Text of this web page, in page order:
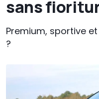
sans
Premium, sportive
?